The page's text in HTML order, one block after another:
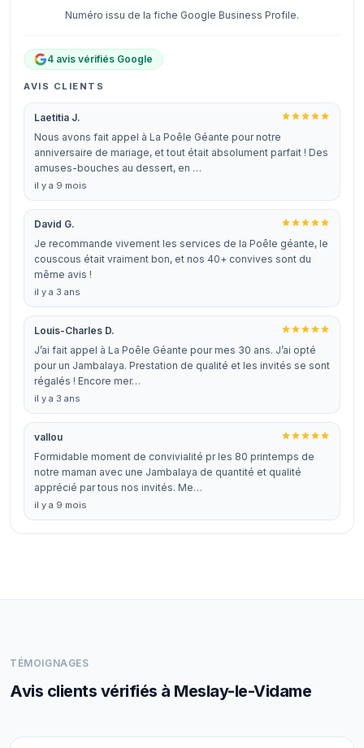
Numéro issu de la fiche Google Business Profile.
4 avis vérifiés Google
AVIS CLIENTS
Laetitia J.
Nous avons fait appel à La Poêle Géante pour notre
anniversaire de mariage, et tout était absolument parfait ! Des
amuses-bouches au dessert, en …
il y a 9 mois
David G.
Je recommande vivement les services de la Poêle géante, le
couscous était vraiment bon, et nos 40+ convives sont du
même avis !
il y a 3 ans
Louis-Charles D.
J’ai fait appel à La Poêle Géante pour mes 30 ans. J’ai opté
pour un Jambalaya. Prestation de qualité et les invités se sont
régalés ! Encore mer…
il y a 3 ans
vallou
Formidable moment de convivialité pr les 80 printemps de
notre maman avec une Jambalaya de quantité et qualité
apprécié par tous nos invités. Me…
il y a 9 mois
TÉMOIGNAGES
Avis clients vérifiés à Meslay-le-Vidame